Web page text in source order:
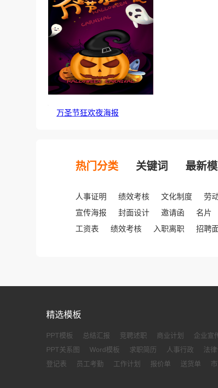
万圣节狂欢夜海报
热门分类 关键词 最新
人事证明 绩效考核 文化制度
劳
宣传海报
封面设计 邀请函
名片
工资表
绩效考核 入职离职 招聘
精选模板
PPT模板 总结汇报 竞聘述职 商业计划
企业宣
PPT关系图
Word模板 求职简历 人事行政
法
登记表
员工考勤 工作计划 报价单 送货单